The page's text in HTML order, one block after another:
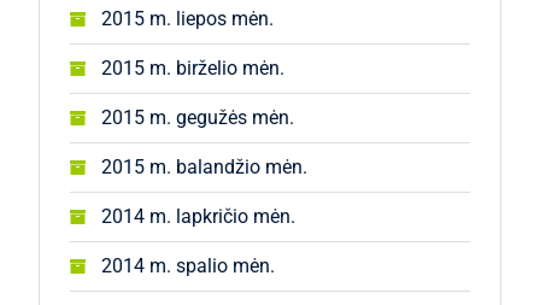
2015 m. liepos mėn.
2015 m. birželio mėn.
2015 m. gegužės mėn.
2015 m. balandžio mėn.
2014 m. lapkričio mėn.
2014 m. spalio mėn.